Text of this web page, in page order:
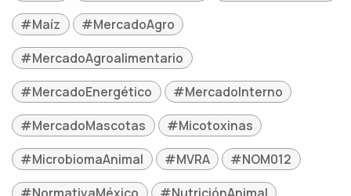
#Maíz
#MercadoAgro
#MercadoAgroalimentario
#MercadoEnergético
#MercadoInterno
#MercadoMascotas
#Micotoxinas
#MicrobiomaAnimal
#MVRA
#NOM012